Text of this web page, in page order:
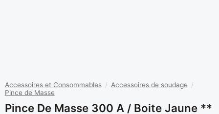
Accessoires et Consommables / Accessoires de soudage /
Pince de Masse
Pince De Masse 300 A / Boite Jaune **